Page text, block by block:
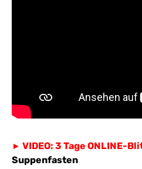
► VIDEO: 3 Tage ONLINE-
Suppenfasten